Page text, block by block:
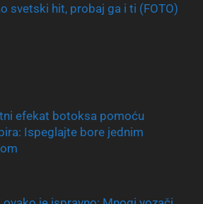
svetski hit, probaj ga i ti (FOTO)
efekat botoksa pomoću
Ispeglajte bore jednim